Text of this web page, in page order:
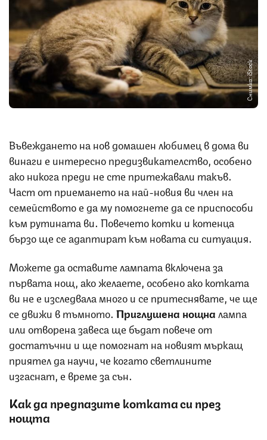
Снимка: iStock
Въвеждането на нов домашен любимец в дома ви
винаги е интересно предизвикателство, особено
ако никога преди не сте притежавали такъв.
Част от приемането на най-новия ви член на
семейството е да му помогнете да се приспособи
към рутината ви. Повечето котки и котенца
бързо ще се адаптират към новата си ситуация.
Можете да оставите лампата включена за
първата нощ, ако желаете, особено ако котката
ви не е изследвала много и се притеснявате, че ще
се движи в тъмното. Приглушена нощна лампа
или отворена завеса ще бъдат повече от
достатъчни и ще помогнат на новият мъркащ
приятел да научи, че когато светлините
изгаснат, е време за сън.
Как да предпазите котката си през
нощта